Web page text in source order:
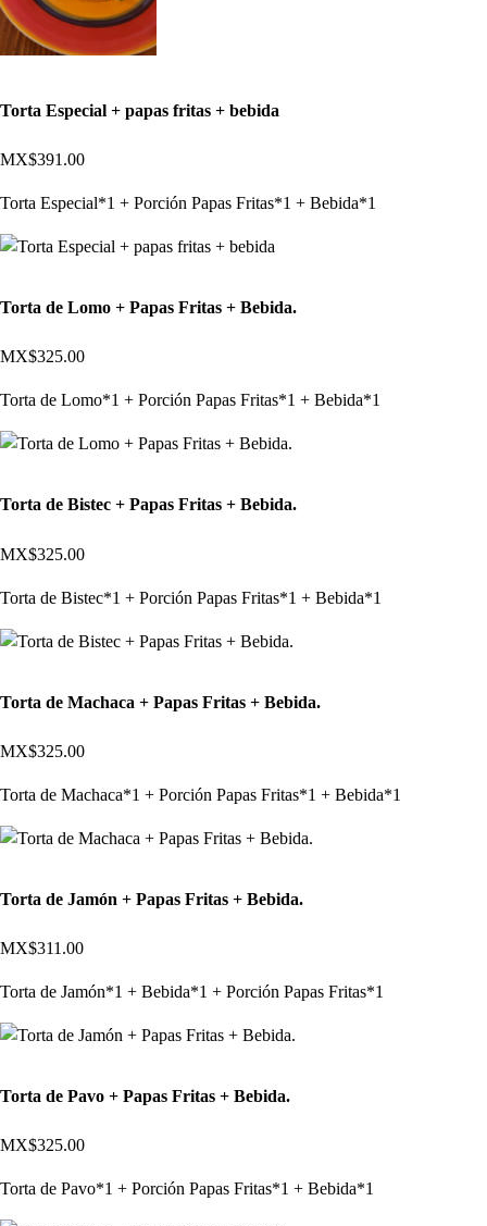
Torta Especial + papas fritas + bebida
MX$391.00
Torta Especial*1 + Porción Papas Fritas*1 + Bebida*1
Torta de Lomo + Papas Fritas + Bebida.
MX$325.00
Torta de Lomo*1 + Porción Papas Fritas*1 + Bebida*1
Torta de Bistec + Papas Fritas + Bebida.
MX$325.00
Torta de Bistec*1 + Porción Papas Fritas*1 + Bebida*1
Torta de Machaca + Papas Fritas + Bebida.
MX$325.00
Torta de Machaca*1 + Porción Papas Fritas*1 + Bebida*1
Torta de Jamón + Papas Fritas + Bebida.
MX$311.00
Torta de Jamón*1 + Bebida*1 + Porción Papas Fritas*1
Torta de Pavo + Papas Fritas + Bebida.
MX$325.00
Torta de Pavo*1 + Porción Papas Fritas*1 + Bebida*1